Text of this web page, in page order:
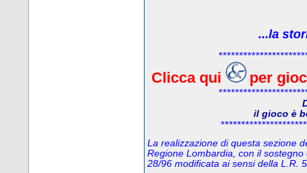
...la
Clicca qui per
il gioco è
La realizzazione di questa sezione
Regione Lombardia, con il
28/96 modificata ai sensi della L.R.